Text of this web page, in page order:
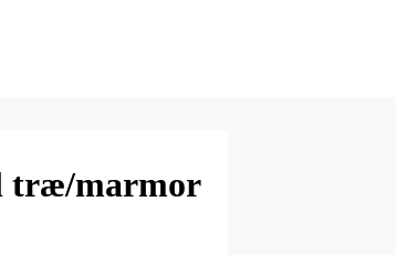
træ/marmor